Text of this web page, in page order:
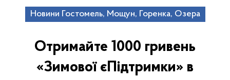
Новини Гостомель, Мощун, Горенка, Озера
Отримайте 1000 гривень
«Зимової єПідтримки» в